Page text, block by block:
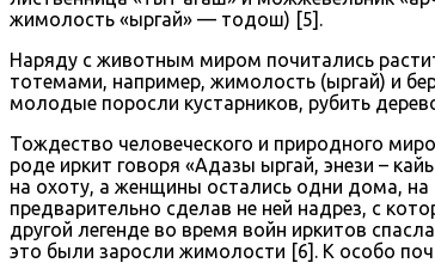
жимолость «ыргай» — тодош) [5].
Наряду с животным миром почитались
тотемами, например, жимолость (ыргай) и
молодые поросли кустарников, рубить
Тождество человеческого и природного
роде иркит говоря «Адазы ыргай, энези –
на охоту, а женщины остались одни дома, на
предварительно сделав не ней надрез, с
другой легенде во время войн иркитов
это были заросли жимолости [6]. К особо